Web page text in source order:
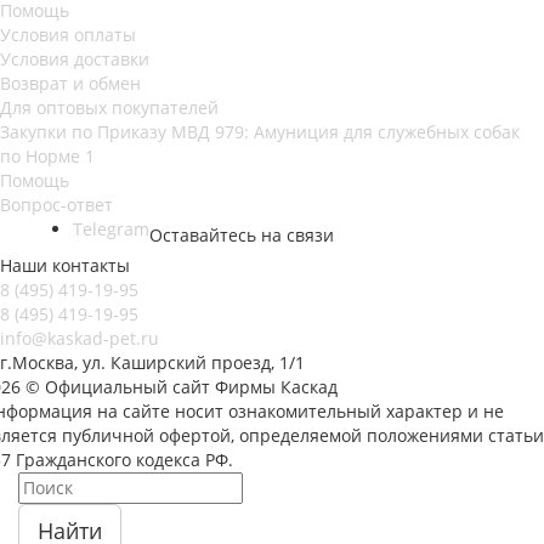
Помощь
Условия оплаты
Условия доставки
Возврат и обмен
Для оптовых покупателей
Закупки по Приказу МВД 979: Амуниция для служебных собак
по Норме 1
Помощь
Вопрос-ответ
TelegramОставайтесь на связи
Наши контакты
8 (495) 419-19-95
8 (495) 419-19-95
info@kaskad-pet.ru
г.Москва, ул. Каширский проезд, 1/1
© Официальный сайт Фирмы Каскад
на сайте носит ознакомительный характер и не
публичной офертой, определяемой положениями статьи
Гражданского кодекса РФ.
Найти